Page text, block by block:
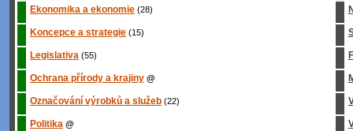
Ekonomika a ekonomie (28)
Koncepce a strategie (15)
Legislativa (55)
Ochrana přírody a krajiny @
Označování výrobků a služeb (22)
Politika @